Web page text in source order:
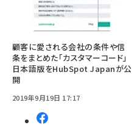
顧客に愛される会社の条件や信
条をまとめた「カスタマーコード」
日本語版をHubSpot Japanが公
開
2019年9月19日 17:17